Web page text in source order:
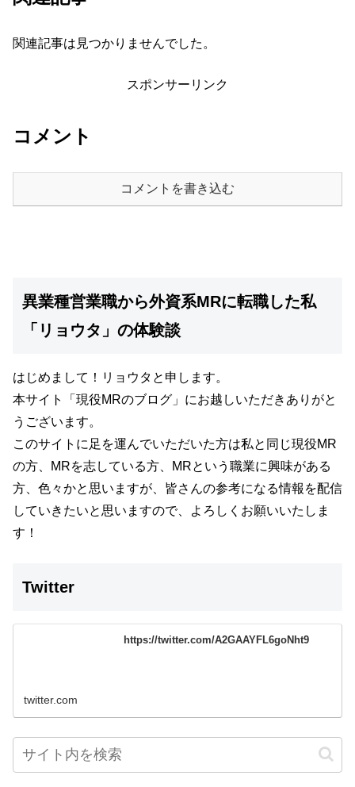
関連記事は見つかりませんでした。
スポンサーリンク
コメント
コメントを書き込む
異業種営業職から外資系MRに転職した私
「リョウタ」の体験談
はじめまして！リョウタと申します。
本サイト
「現役MRのブログ」 にお越しいただきありがと
うございます。
このサイトに足を運んでいただいた方は私と同じ現役MR
の方、MRを志している方、MRという職業に興味がある
方、色々かと思いますが、 皆さんの参考になる情報を配信
していきたいと思いますので、よろしくお願いいたしま
す！
Twitter
https://twitter.com/A2GAAYFL6goNht9
twitter.com